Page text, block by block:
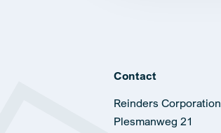
Contact
Reinders Corporation
Plesmanweg 21